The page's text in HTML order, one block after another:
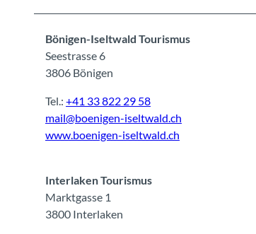
Bönigen-Iseltwald Tourismus
Seestrasse 6
3806 Bönigen
Tel.: +41 33 822 29 58
mail@boenigen-iseltwald.ch
www.boenigen-iseltwald.ch
Interlaken Tourismus
Marktgasse 1
3800 Interlaken